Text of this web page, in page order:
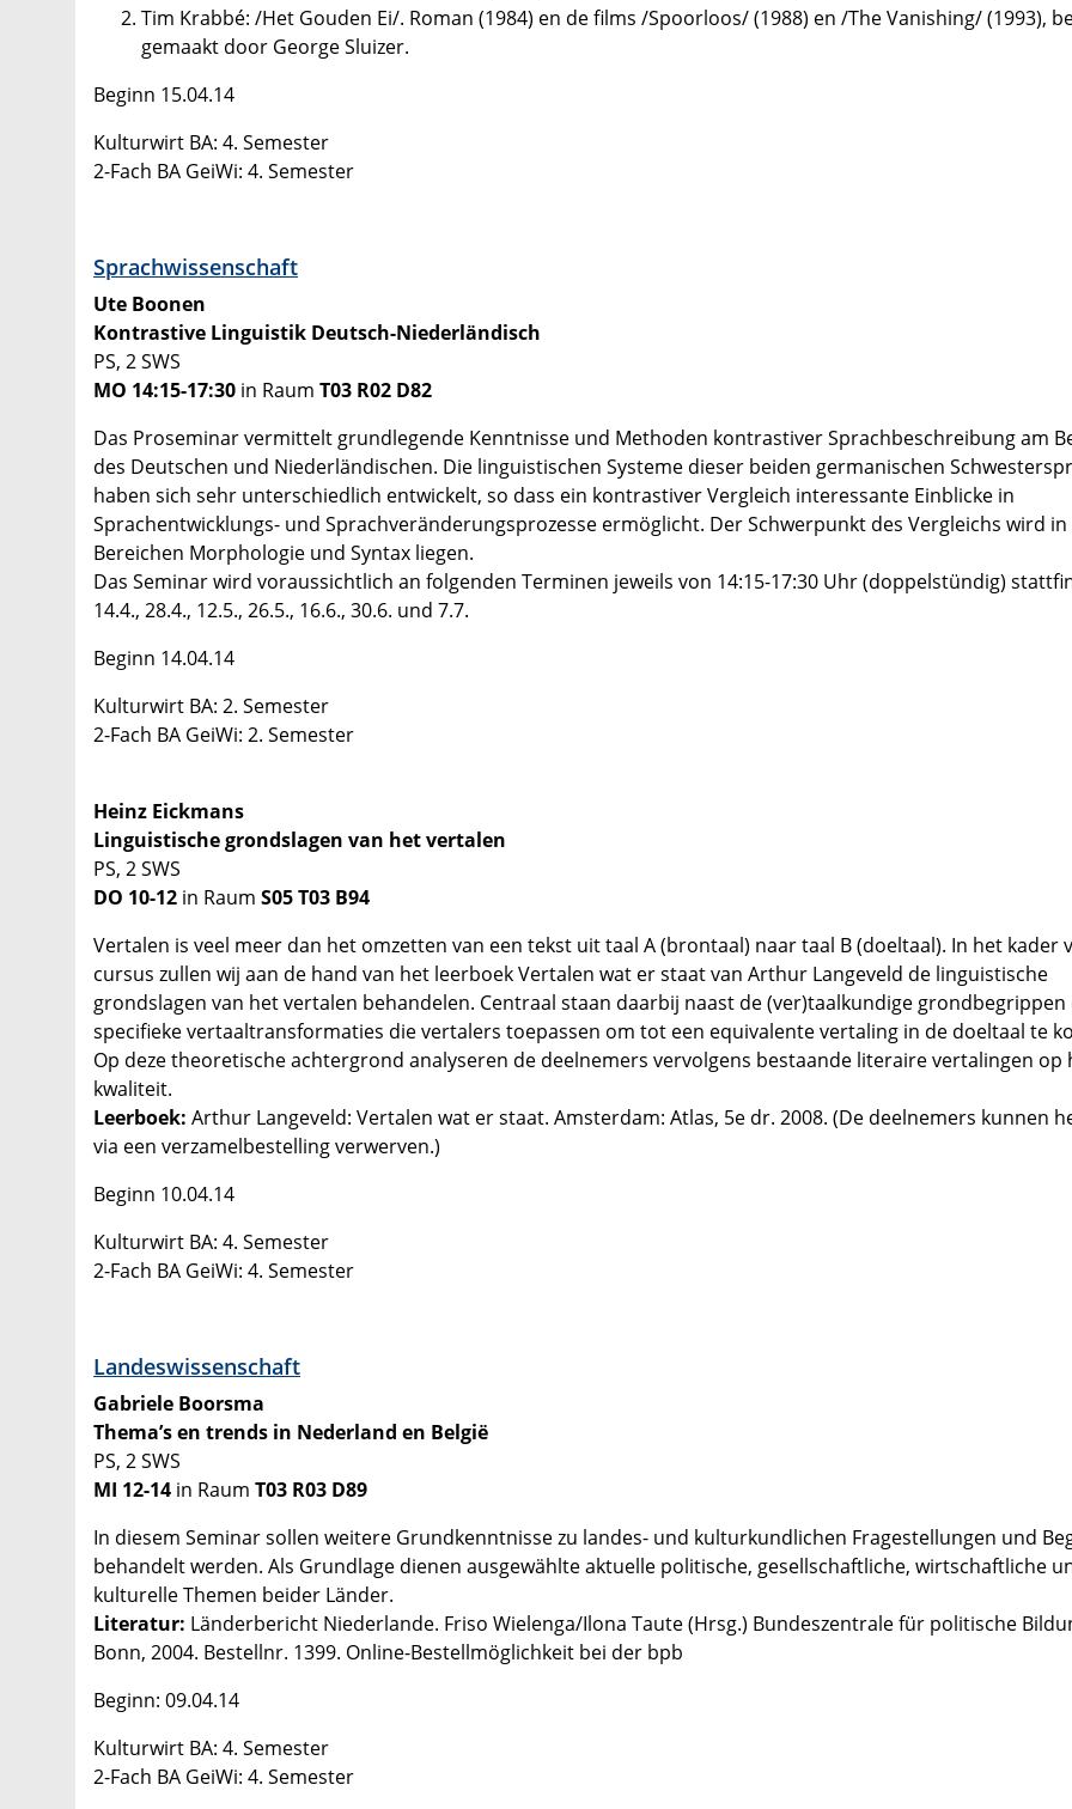
Tim Krabbé: /Het Gouden Ei/. Roman (1984) en de films /Spoorloos/ (1988) en /The Vanishing/ (1993),
gemaakt door George Sluizer.
Beginn 15.04.14
Kulturwirt BA: 4. Semester
2-Fach BA GeiWi: 4. Semester
Sprachwissenschaft
Ute Boonen
Kontrastive Linguistik Deutsch-Niederländisch
PS, 2 SWS
MO 14:15-17:30 in Raum T03 R02 D82
Das Proseminar vermittelt grundlegende Kenntnisse und Methoden kontrastiver Sprachbeschreibung am
des Deutschen und Niederländischen. Die linguistischen Systeme dieser beiden germanischen
haben sich sehr unterschiedlich entwickelt, so dass ein kontrastiver Vergleich interessante Einblicke in
Sprachentwicklungs- und Sprachveränderungsprozesse ermöglicht. Der Schwerpunkt des Vergleichs wird in
Bereichen Morphologie und Syntax liegen.
Das Seminar wird voraussichtlich an folgenden Terminen jeweils von 14:15-17:30 Uhr (doppelstündig)
14.4., 28.4., 12.5., 26.5., 16.6., 30.6. und 7.7.
Beginn 14.04.14
Kulturwirt BA: 2. Semester
2-Fach BA GeiWi: 2. Semester
Heinz Eickmans
Linguistische grondslagen van het vertalen
PS, 2 SWS
DO 10-12 in Raum S05 T03 B94
Vertalen is veel meer dan het omzetten van een tekst uit taal A (brontaal) naar taal B (doeltaal). In het kader
cursus zullen wij aan de hand van het leerboek Vertalen wat er staat van Arthur Langeveld de linguistische
grondslagen van het vertalen behandelen. Centraal staan daarbij naast de (ver)taalkundige grondbegrippen
specifieke vertaaltransformaties die vertalers toepassen om tot een equivalente vertaling in de doeltaal te
Op deze theoretische achtergrond analyseren de deelnemers vervolgens bestaande literaire vertalingen op
kwaliteit.
Leerboek: Arthur Langeveld: Vertalen wat er staat. Amsterdam: Atlas, 5e dr. 2008. (De deelnemers kunnen
via een verzamelbestelling verwerven.)
Beginn 10.04.14
Kulturwirt BA: 4. Semester
2-Fach BA GeiWi: 4. Semester
Landeswissenschaft
Gabriele Boorsma
Thema’s en trends in Nederland en België
PS, 2 SWS
MI 12-14 in Raum T03 R03 D89
In diesem Seminar sollen weitere Grundkenntnisse zu landes- und kulturkundlichen Fragestellungen und
behandelt werden. Als Grundlage dienen ausgewählte aktuelle politische, gesellschaftliche, wirtschaftliche
kulturelle Themen beider Länder.
Literatur: Länderbericht Niederlande. Friso Wielenga/Ilona Taute (Hrsg.) Bundeszentrale für politische
Bonn, 2004. Bestellnr. 1399. Online-Bestellmöglichkeit bei der bpb
Beginn: 09.04.14
Kulturwirt BA: 4. Semester
2-Fach BA GeiWi: 4. Semester